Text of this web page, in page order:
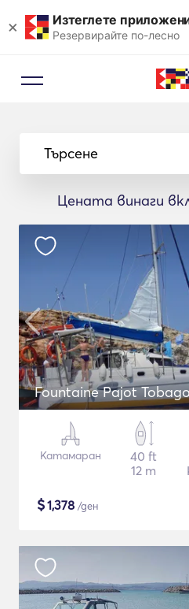
× Изтеглете
Резервирайте по-лесно
Търсене
Цената винаги
Fountaine Pajot
Катамаран
40 ft
12 m
$1,378 /ден